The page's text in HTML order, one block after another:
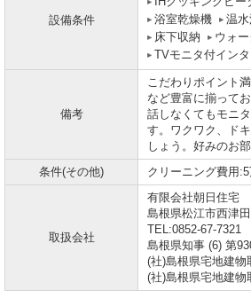
設備条件
浴室乾燥機
温
床下収納
ウォ
TVモニタ付イン
備考
こだわりポイント
など豊富に揃って
話しなくてもモニ
す。ワクワク、ド
しょう。好みのお
条件(その他)
クリーニング費用
取扱会社
有限会社朝日住宅
島根県松江市西津
TEL:0852-67-7321
島根県知事 (6) 第
(社)島根県宅地建物
(社)島根県宅地建物